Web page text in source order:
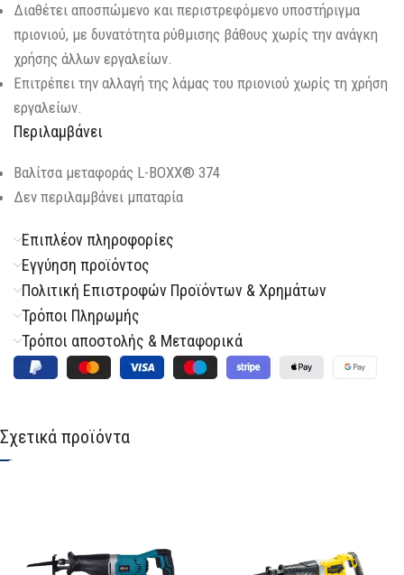
Διαθέτει αποσπώμενο και περιστρεφόμενο υποστήριγμα
πριονιού, με δυνατότητα ρύθμισης βάθους χωρίς την ανάγκη
χρήσης άλλων εργαλείων.
Επιτρέπει την αλλαγή της λάμας του πριονιού χωρίς τη χρήση
εργαλείων.
Περιλαμβάνει
Βαλίτσα μεταφοράς L-BOXX® 374
Δεν περιλαμβάνει μπαταρία
Επιπλέον πληροφορίες
Εγγύηση προϊόντος
Πολιτική Επιστροφών Προϊόντων & Χρημάτων
Τρόποι Πληρωμής
Τρόποι αποστολής & Μεταφορικά
Σχετικά προϊόντα